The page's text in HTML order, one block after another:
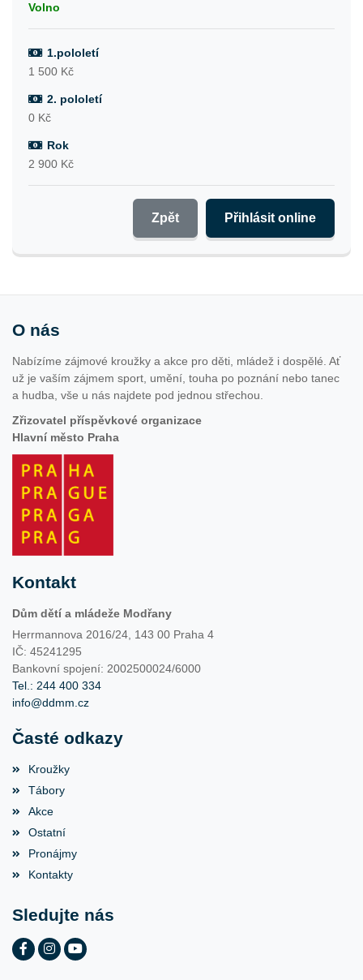
Volno
1.pololetí
1 500 Kč
2. pololetí
0 Kč
Rok
2 900 Kč
Přihlásit online
Zpět
O nás
Nabízíme zájmové kroužky a akce pro děti, mládež i dospělé. Ať
už je vaším zájmem sport, umění, touha po poznání nebo tanec
a hudba, vše u nás najdete pod jednou střechou.
Zřizovatel příspěvkové organizace
Hlavní město Praha
Kontakt
Dům dětí a mládeže Modřany
Herrmannova 2016/24, 143 00 Praha 4
IČ: 45241295
Bankovní spojení: 2002500024/6000
Tel.: 244 400 334
info@ddmm.cz
Časté odkazy
Kroužky
Tábory
Akce
Ostatní
Pronájmy
Kontakty
Sledujte nás